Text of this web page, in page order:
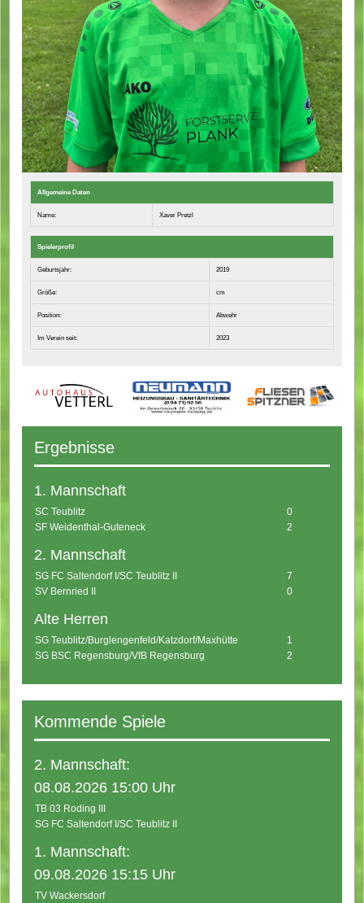
Allgemeine Daten
Name: Xaver Pretzl
Spielerprofil
Geburtsjahr: 2019
Größe: cm
Position: Abwehr
Im Verein seit: 2023
Ergebnisse
1. Mannschaft
SC Teublitz
0
SF Weidenthal-Guteneck
2
2. Mannschaft
SG FC Saltendorf I/SC Teublitz II
7
SV Bernried II
0
Alte Herren
SG Teublitz/Burglengenfeld/Katzdorf/Maxhütte
1
SG BSC Regensburg/VfB Regensburg
2
Kommende Spiele
2. Mannschaft:
08.08.2026 15:00 Uhr
TB 03 Roding III
SG FC Saltendorf I/SC Teublitz II
1. Mannschaft:
09.08.2026 15:15 Uhr
TV Wackersdorf